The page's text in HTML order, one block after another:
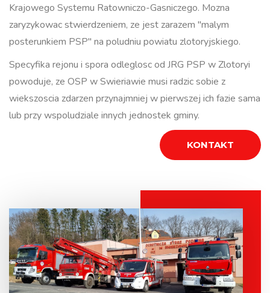
Krajowego Systemu Ratowniczo-Gasniczego. Mozna
zaryzykowac stwierdzeniem, ze jest zarazem "malym
posterunkiem PSP" na poludniu powiatu zlotoryjskiego.
Specyfika rejonu i spora odleglosc od JRG PSP w Zlotoryi
powoduje, ze OSP w Swieriawie musi radzic sobie z
wiekszoscia zdarzen przynajmniej w pierwszej ich fazie sama
lub przy wspoludziale innych jednostek gminy.
KONTAKT